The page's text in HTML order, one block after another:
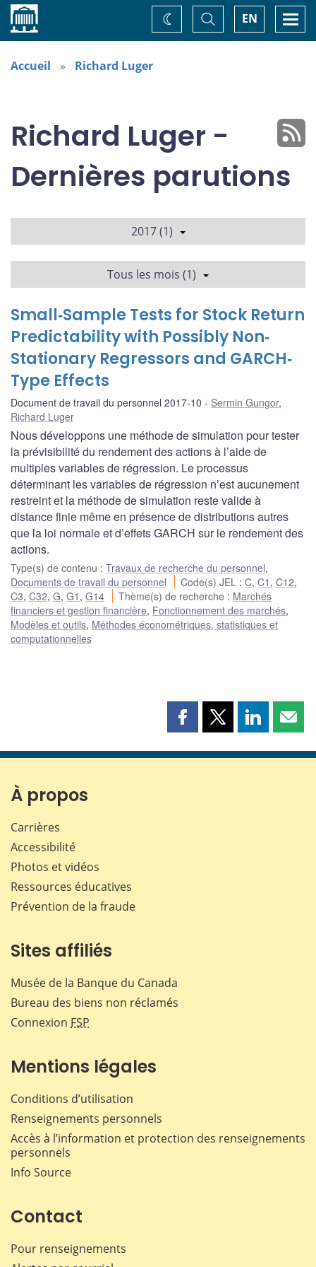
Accueil EN
Basculer
la
recherche
Changez
de
Accueil Richard Luger
Richard Luger -
Dernières parutions
2017 (1)
Tous les mois (1)
Small‐Sample Tests for Stock Return
Predictability with Possibly Non‐
Stationary Regressors and GARCH‐
Type Effects
Document de travail du personnel 2017-10 Sermin Gungor,
Richard Luger
Nous développons une méthode de simulation pour tester
la prévisibilité du rendement des actions à l’aide de
multiples variables de régression. Le processus
déterminant les variables de régression n’est aucunement
restreint et la méthode de simulation reste valide à
distance finie même en présence de distributions autres
que la loi normale et d’effets GARCH sur le rendement des
actions.
Type(s) de contenu : Travaux de recherche du personnel,
Documents de travail du personnel
Code(s) JEL :C,C1 ,C12,
C3, C32, G, G1 , G14 Thème(s) de recherche : Marchés
financiers et gestion financière, Fonctionnement des marchés,
Modèles et outils, Méthodes économétriques, statistiques et
computationnelles
Partager
page
Partager
page
Partager
page page
À propos
Carrières
Accessibilité
Photos et vidéos
Ressources éducatives
Prévention de la fraude
Sites affiliés
Musée de la Banque du Canada
Bureau des biens non réclamés
Connexion FSP
Mentions légales
Conditions d’utilisation
Renseignements personnels
Accès à l’information et protection des renseignements
personnels
Info Source
Contact
Pour renseignements